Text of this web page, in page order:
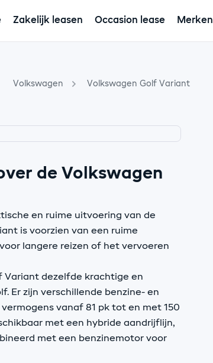
Zakelijk leasen Occasion lease Merken
Volkswagen Volkswagen Golf Variant
de Volkswagen
en ruime uitvoering van de
is voorzien van een ruime
langere reizen of het vervoeren
dezelfde krachtige en
Er zijn verschillende benzine- en
vanaf 81 pk tot en met 150
met een hybride aandrijflijn,
met een benzinemotor voor